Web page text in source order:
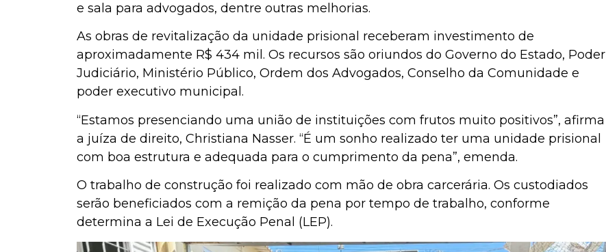
e sala para advogados, dentre outras melhorias.
As obras de revitalização da unidade prisional receberam investimento de
aproximadamente R$ 434 mil. Os recursos são oriundos do Governo do Estado, Poder
Judiciário, Ministério Público, Ordem dos Advogados, Conselho da Comunidade e
poder executivo municipal.
“Estamos presenciando uma união de instituições com frutos muito positivos”, afirma
a juíza de direito, Christiana Nasser. “É um sonho realizado ter uma unidade prisional
com boa estrutura e adequada para o cumprimento da pena”, emenda.
O trabalho de construção foi realizado com mão de obra carcerária. Os custodiados
serão beneficiados com a remição da pena por tempo de trabalho, conforme
determina a Lei de Execução Penal (LEP).